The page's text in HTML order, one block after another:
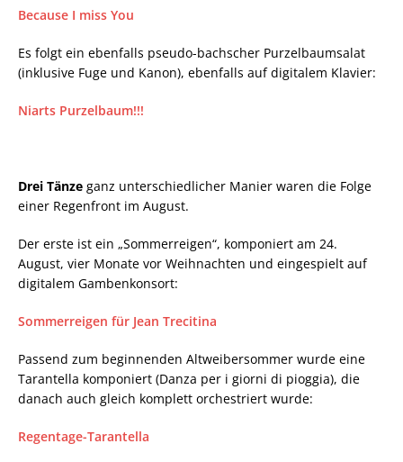
Because I miss You
Es folgt ein ebenfalls pseudo-bachscher Purzelbaumsalat
(inklusive Fuge und Kanon), ebenfalls auf digitalem Klavier:
Niarts Purzelbaum!!!
Drei Tänze ganz unterschiedlicher Manier waren die Folge
einer Regenfront im August.
Der erste ist ein „Sommerreigen“, komponiert am 24.
August, vier Monate vor Weihnachten und eingespielt auf
digitalem Gambenkonsort:
Sommerreigen für Jean Trecitina
Passend zum beginnenden Altweibersommer wurde eine
Tarantella komponiert (Danza per i giorni di pioggia), die
danach auch gleich komplett orchestriert wurde:
Regentage-Tarantella